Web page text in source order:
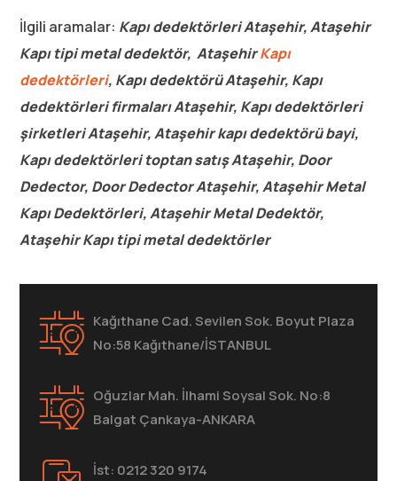
İlgili aramalar: Kapı dedektörleri Ataşehir, Ataşehir
Kapı tipi metal dedektör, AtaşehirKapı
dedektörleri, Kapı dedektörü Ataşehir, Kapı
dedektörleri firmaları Ataşehir, Kapı dedektörleri
şirketleri Ataşehir, Ataşehir kapı dedektörü bayi,
Kapı dedektörleri toptan satış Ataşehir, Door
Dedector, Door Dedector Ataşehir, Ataşehir Metal
Kapı Dedektörleri, Ataşehir Metal Dedektör,
Ataşehir Kapı tipi metal dedektörler
Kağıthane Cad. Sevilen Sok. Boyut Plaza
No:58 Kağıthane/İSTANBUL
Oğuzlar Mah. İlhami Soysal Sok. No:8
Balgat Çankaya-ANKARA
İst: 0212 320 9174